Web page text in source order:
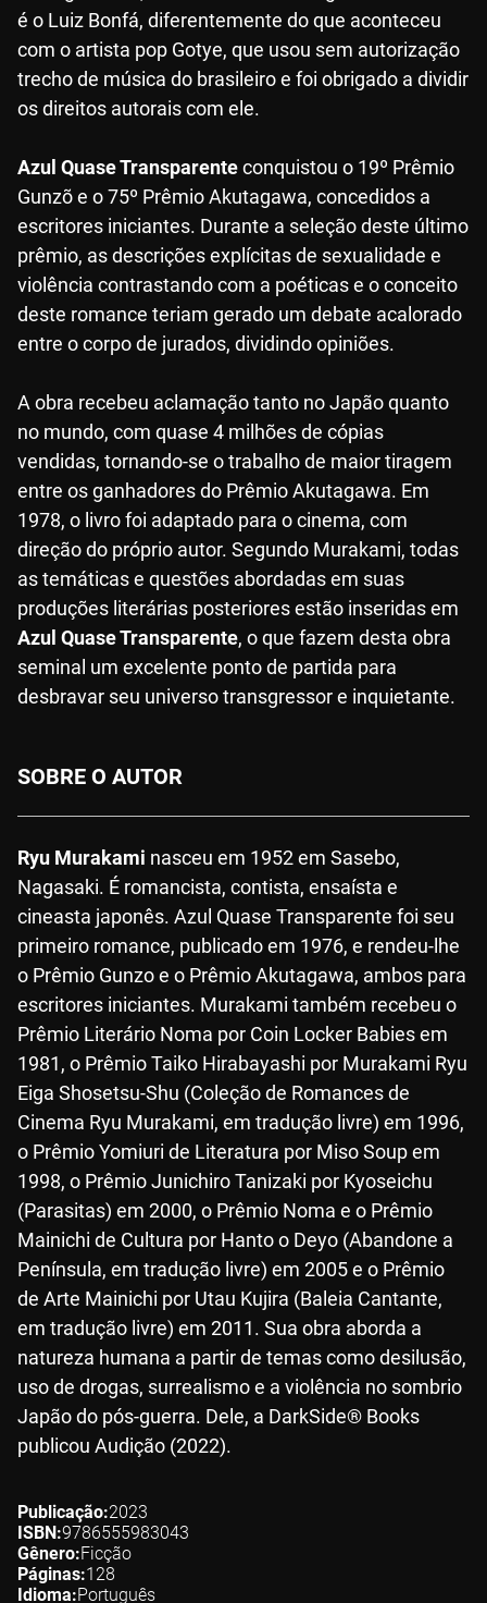
é o Luiz Bonfá, diferentemente do que aconteceu
com o artista pop Gotye, que usou sem autorização
trecho de música do brasileiro e foi obrigado a dividir
os direitos autorais com ele.
Azul Quase Transparenteconquistou o 19º Prêmio
Gunzõ e o 75º Prêmio Akutagawa, concedidos a
escritores iniciantes. Durante a seleção deste último
prêmio, as descrições explícitas de sexualidade e
violência contrastando com a poéticas e o conceito
deste romance teriam gerado um debate acalorado
entre o corpo de jurados, dividindo opiniões.
A obra recebeu aclamação tanto no Japão quanto
no mundo, com quase 4 milhões de cópias
vendidas, tornando-se o trabalho de maior tiragem
entre os ganhadores do Prêmio Akutagawa. Em
1978, o livro foi adaptado para o cinema, com
direção do próprio autor. Segundo Murakami, todas
as temáticas e questões abordadas em suas
produções literárias posteriores estão inseridas em
Azul Quase Transparente, o que fazem desta obra
seminal um excelente ponto de partida para
desbravar seu universo transgressor e inquietante.
SOBRE O AUTOR
Ryu Murakami nasceu em 1952 em Sasebo,
Nagasaki. É romancista, contista, ensaísta e
cineasta japonês. Azul Quase Transparente foi seu
primeiro romance, publicado em 1976, e rendeu-lhe
o Prêmio Gunzo e o Prêmio Akutagawa, ambos para
escritores iniciantes. Murakami também recebeu o
Prêmio Literário Noma por Coin Locker Babies em
1981, o Prêmio Taiko Hirabayashi por Murakami Ryu
Eiga Shosetsu-Shu (Coleção de Romances de
Cinema Ryu Murakami, em tradução livre) em 1996,
o Prêmio Yomiuri de Literatura por Miso Soup em
1998, o Prêmio Junichiro Tanizaki por Kyoseichu
(Parasitas) em 2000, o Prêmio Noma e o Prêmio
Mainichi de Cultura por Hanto o Deyo (Abandone a
Península, em tradução livre) em 2005 e o Prêmio
de Arte Mainichi por Utau Kujira (Baleia Cantante,
em tradução livre) em 2011. Sua obra aborda a
natureza humana a partir de temas como desilusão,
uso de drogas, surrealismo e a violência no sombrio
Japão do pós-guerra. Dele, a DarkSide® Books
publicou Audição (2022).
Publicação 2023
ISBN 9786555983043
Gênero Ficção
Páginas 128
Idioma Português